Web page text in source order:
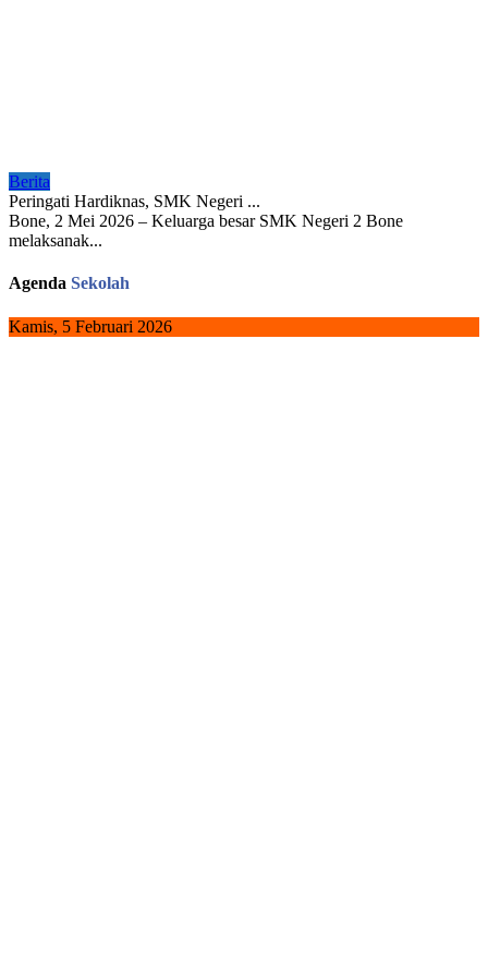
Berita
Peringati Hardiknas, SMK Negeri ...
Bone, 2 Mei 2026 – Keluarga besar SMK Negeri 2 Bone
melaksanak...
Agenda Sekolah
Kamis, 5 Februari 2026